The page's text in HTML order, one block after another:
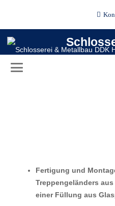
Fertigung und
Treppengeländers
einer Füllung aus